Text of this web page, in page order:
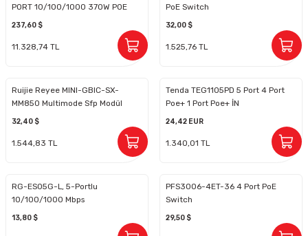
PORT 10/100/1000 370W POE
+2SFP YONETİLEBİLİR SWITCH
237,60 $
11.328,74 TL
PoE Switch
32,00 $
1.525,76 TL
Ruijie Reyee MINI-GBIC-SX-
MM850 Multimode Sfp Modül
32,40 $
1.544,83 TL
Tenda TEG1105PD 5 Port 4 Port
Poe+ 1 Port Poe+ İN
10/100/1000 Switch Çelik Kasa
24,42 EUR
1.340,01 TL
RG-ES05G-L, 5-Portlu
10/100/1000 Mbps
Yönetilmeyen PoE Olmayan
13,80 $
PFS3006-4ET-36 4 Port PoE
Switch
29,50 $